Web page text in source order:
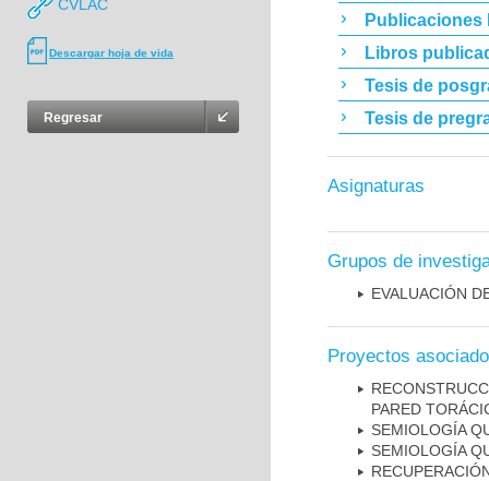
CVLAC
Descargar hoja de vida
Regresar
Publicaciones
Libros
Tesis de
Tesis de
Asignaturas
Grupos de
EVALUACIÓN
Proyectos
PARED
SEMIOLOGÍA
SEMIOLOGÍA